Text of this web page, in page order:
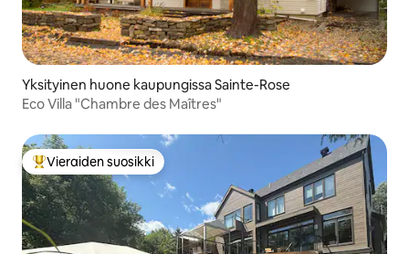
Yksityinen huone kaupungissa Sainte-Rose
Eco Villa "Chambre des Maîtres"
Vieraiden suosikkien parhaimmistoa
Vieraiden suosikki